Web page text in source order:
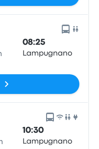
08:25
Lampugnano
10:30
Lampugnano